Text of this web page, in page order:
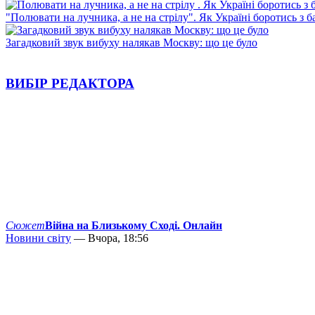
"Полювати на лучника, а не на стрілу". Як Україні боротись з
Загадковий звук вибуху налякав Москву: що це було
ВИБІР РЕДАКТОРА
СюжетВійна на Близькому Сході. Онлайн
Новини світу — Вчора, 18:56